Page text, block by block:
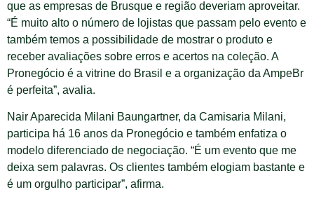
que as empresas de Brusque e região deveriam aproveitar.
“É muito alto o número de lojistas que passam pelo evento e
também temos a possibilidade de mostrar o produto e
receber avaliações sobre erros e acertos na coleção. A
Pronegócio é a vitrine do Brasil e a organização da AmpeBr
é perfeita”, avalia.
Nair Aparecida Milani Baungartner, da Camisaria Milani,
participa há 16 anos da Pronegócio e também enfatiza o
modelo diferenciado de negociação. “É um evento que me
deixa sem palavras. Os clientes também elogiam bastante e
é um orgulho participar”, afirma.